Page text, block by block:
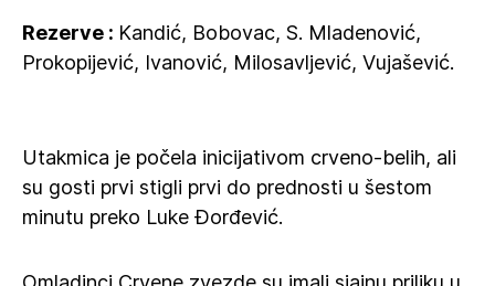
Rezerve : Kandić, Bobovac, S. Mladenović,
Prokopijević, Ivanović, Milosavljević, Vujašević.
Utakmica je počela inicijativom crveno-belih, ali
su gosti prvi stigli prvi do prednosti u šestom
minutu preko Luke Đorđević.